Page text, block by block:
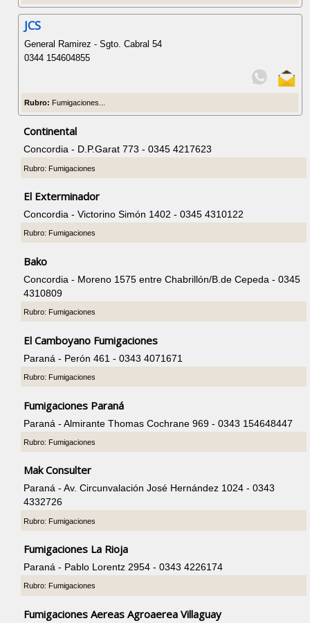
JCS
General Ramirez - Sgto. Cabral 54
0344 154604855
Rubro: Fumigaciones...
Continental
Concordia - D.P.Garat 773 - 0345 4217623
Rubro: Fumigaciones
El Exterminador
Concordia - Victorino Simón 1402 - 0345 4310122
Rubro: Fumigaciones
Bako
Concordia - Moreno 1575 entre Chabrillón/B.de Cepeda - 0345
4310809
Rubro: Fumigaciones
El Camboyano Fumigaciones
Paraná - Perón 461 - 0343 4071671
Rubro: Fumigaciones
Fumigaciones Paraná
Paraná - Almirante Thomas Cochrane 969 - 0343 154648447
Rubro: Fumigaciones
Mak Consulter
Paraná - Av. Circunvalación José Hernández 1024 - 0343
4332726
Rubro: Fumigaciones
Fumigaciones La Rioja
Paraná - Pablo Lorentz 2954 - 0343 4226174
Rubro: Fumigaciones
Fumigaciones Aereas Agroaerea Villaguay